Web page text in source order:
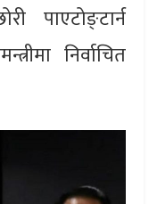
पाएटोङ्टार्न
निर्वाचित